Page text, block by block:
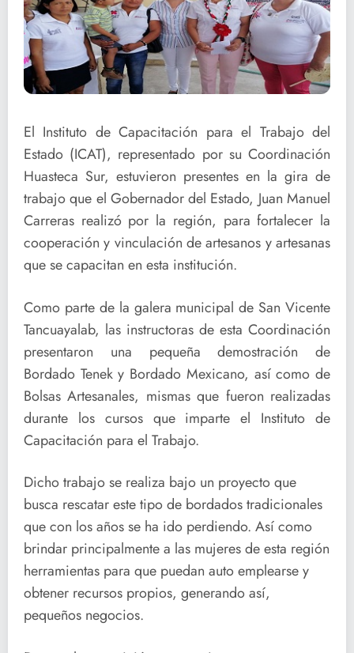
El Instituto de Capacitación para el Trabajo del
Estado (ICAT), representado por su Coordinación
Huasteca Sur, estuvieron presentes en la gira de
trabajo que el Gobernador del Estado, Juan Manuel
Carreras realizó por la región, para fortalecer la
cooperación y vinculación de artesanos y artesanas
que se capacitan en esta institución.
Como parte de la galera municipal de San Vicente
Tancuayalab, las instructoras de esta Coordinación
presentaron una pequeña demostración de
Bordado Tenek y Bordado Mexicano, así como de
Bolsas Artesanales, mismas que fueron realizadas
durante los cursos que imparte el Instituto de
Capacitación para el Trabajo.
Dicho trabajo se realiza bajo un proyecto que
busca rescatar este tipo de bordados tradicionales
que con los años se ha ido perdiendo. Así como
brindar principalmente a las mujeres de esta región
herramientas para que puedan auto emplearse y
obtener recursos propios, generando así,
pequeños negocios.